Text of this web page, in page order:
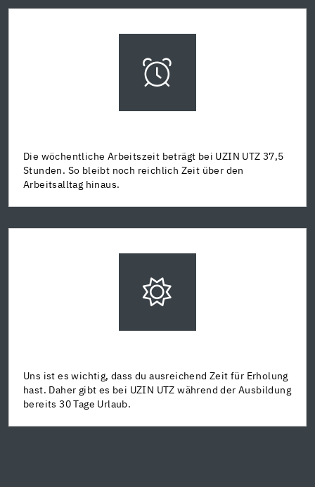
Die wöchentliche Arbeitszeit beträgt bei UZIN UTZ 37,5
Stunden. So bleibt noch reichlich Zeit über den
Arbeitsalltag hinaus.
Uns ist es wichtig, dass du ausreichend Zeit für Erholung
hast. Daher gibt es bei UZIN UTZ während der Ausbildung
bereits 30 Tage Urlaub.